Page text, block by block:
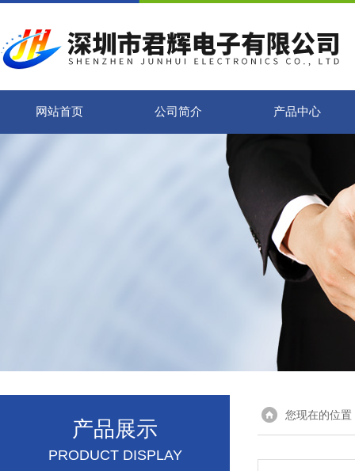
网站首页 公司简介 产品中心
产品展示
PRODUCT DISPLAY
您现在的位置